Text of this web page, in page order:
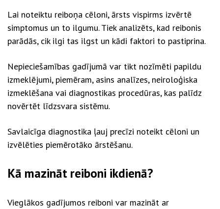
Lai noteiktu reiboņa cēloni, ārsts vispirms izvērtē
simptomus un to ilgumu. Tiek analizēts, kad reibonis
parādās, cik ilgi tas ilgst un kādi faktori to pastiprina.
Nepieciešamības gadījumā var tikt nozīmēti papildu
izmeklējumi, piemēram, asins analīzes, neiroloģiska
izmeklēšana vai diagnostikas procedūras, kas palīdz
novērtēt līdzsvara sistēmu.
Savlaicīga diagnostika ļauj precīzi noteikt cēloni un
izvēlēties piemērotāko ārstēšanu.
Kā mazināt reiboni ikdienā?
Vieglākos gadījumos reiboni var mazināt ar